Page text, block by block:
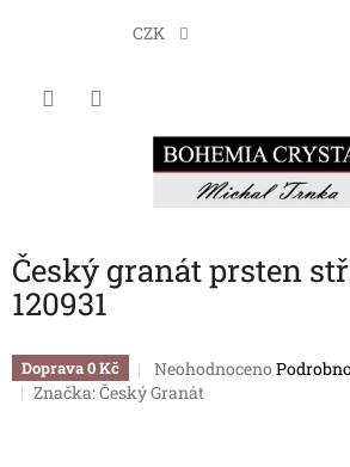
CZK
Český granát prsten
120931
Doprava 0 Kč
Průměrné
hodnocení
Neohodnoceno
Značka:Český Granát